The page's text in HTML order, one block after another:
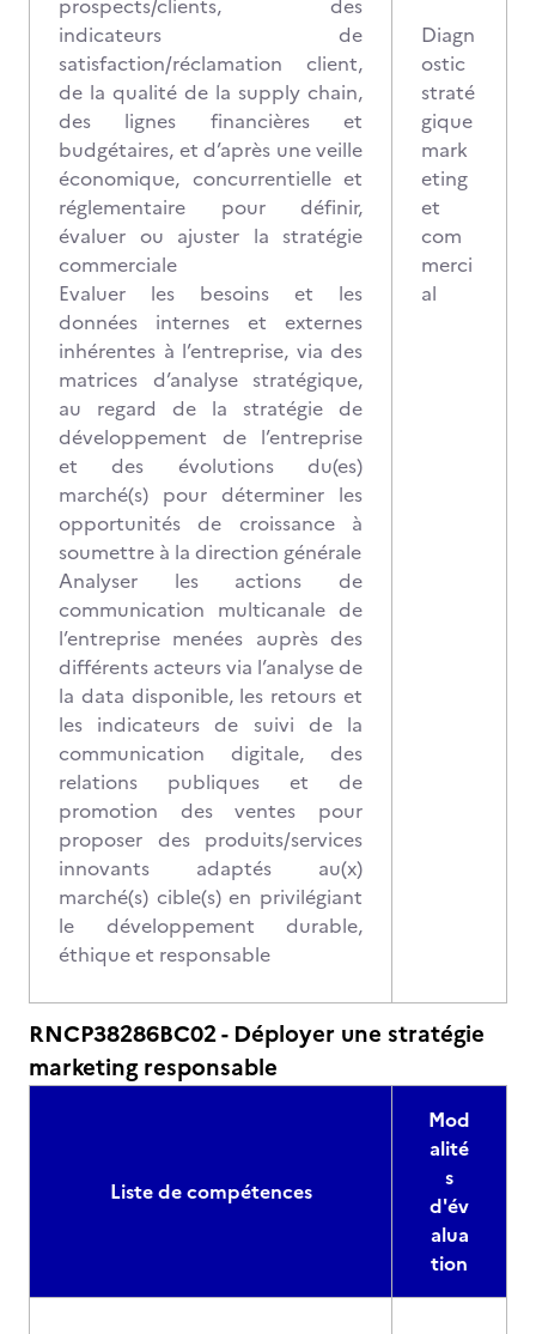
prospects/clients, des
indicateurs de
satisfaction/réclamation client,
de la qualité de la supply chain,
des lignes financières et
budgétaires, et d’après une veille
économique, concurrentielle et
réglementaire pour définir,
évaluer ou ajuster la stratégie
commerciale
Evaluer les besoins et les
données internes et externes
inhérentes à l’entreprise, via des
matrices d’analyse stratégique,
au regard de la stratégie de
développement de l’entreprise
et des évolutions du(es)
marché(s) pour déterminer les
opportunités de croissance à
soumettre à la direction générale
Analyser les actions de
communication multicanale de
l’entreprise menées auprès des
différents acteurs via l’analyse de
la data disponible, les retours et
les indicateurs de suivi de la
communication digitale, des
relations publiques et de
promotion des ventes pour
proposer des produits/services
innovants adaptés au(x)
marché(s) cible(s) en privilégiant
le développement durable,
éthique et responsable
Diagn
ostic
straté
gique
mark
eting
et
com
merci
al
RNCP38286BC02 - Déployer une stratégie
marketing responsable
Liste de compétences
Mod
alité
s
d'év
alua
tion